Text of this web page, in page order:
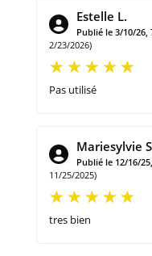
Estelle L.
Publié le 3/10/26,
2/23/2026)
Pas utilisé
Mariesylvie
Publié le 12/16/
11/25/2025)
tres bien